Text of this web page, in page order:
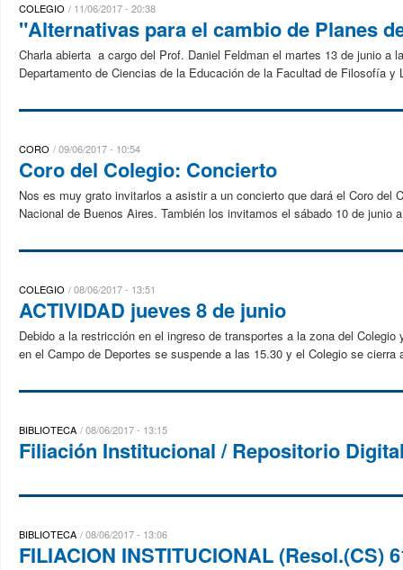
COLEGIO 11/06/2017 - 20:38
"Alternativas para el cambio de Planes
Charla abierta a cargo del Prof. Daniel Feldman el martes 13 de junio a
Departamento de Ciencias de la Educación de la Facultad de Filosofía y
CORO 09/06/2017 - 10:54
Coro del Colegio: Concierto
Nos es muy grato invitarlos a asistir a un concierto que dará el Coro
Nacional de Buenos Aires. También los invitamos el sábado 10 de junio
COLEGIO 08/06/2017 - 13:51
ACTIVIDAD jueves 8 de junio
Debido a la restricción en el ingreso de transportes a la zona del
en el Campo de Deportes se suspende a las 15.30 y el Colegio se cierra
BIBLIOTECA 08/06/2017 - 13:15
Filiación Institucional / Repositorio
BIBLIOTECA 08/06/2017 - 13:06
FILIACION INSTITUCIONAL (Resol.(CS)